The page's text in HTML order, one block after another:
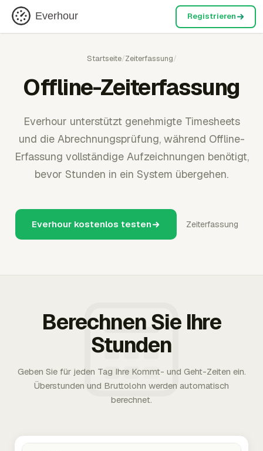
Everhour Registrieren
Startseite/Zeiterfassung/
Offline-Zeiterfassung
Everhour unterstützt genehmigte Timesheets
und die Abrechnungsprüfung, während Offline-
Erfassung vollständige Aufzeichnungen benötigt,
bevor Stunden in ein System übergehen.
Everhour kostenlos testen Zeiterfassung
Berechnen Sie Ihre
Stunden
Geben Sie für jeden Tag Ihre Kommt- und Geht-Zeiten ein.
Überstunden und Bruttolohn werden automatisch
berechnet.